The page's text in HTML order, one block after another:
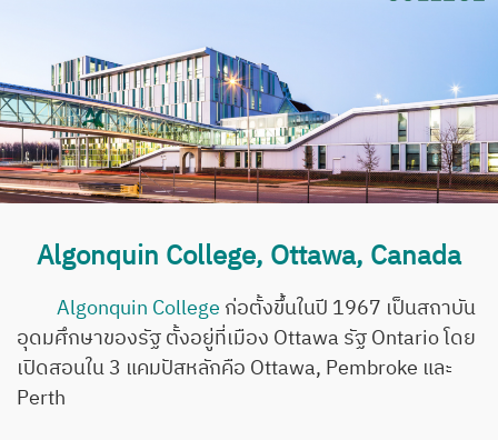
Algonquin College, Ottawa, Canada
Algonquin College ก่อตั้งขึ้นในปี 1967 เป็นสถาบัน
อุดมศึกษาของรัฐ ตั้งอยู่ที่เมือง Ottawa รัฐ Ontario โดย
เปิดสอนใน 3 แคมปัสหลักคือ Ottawa, Pembroke และ
Perth